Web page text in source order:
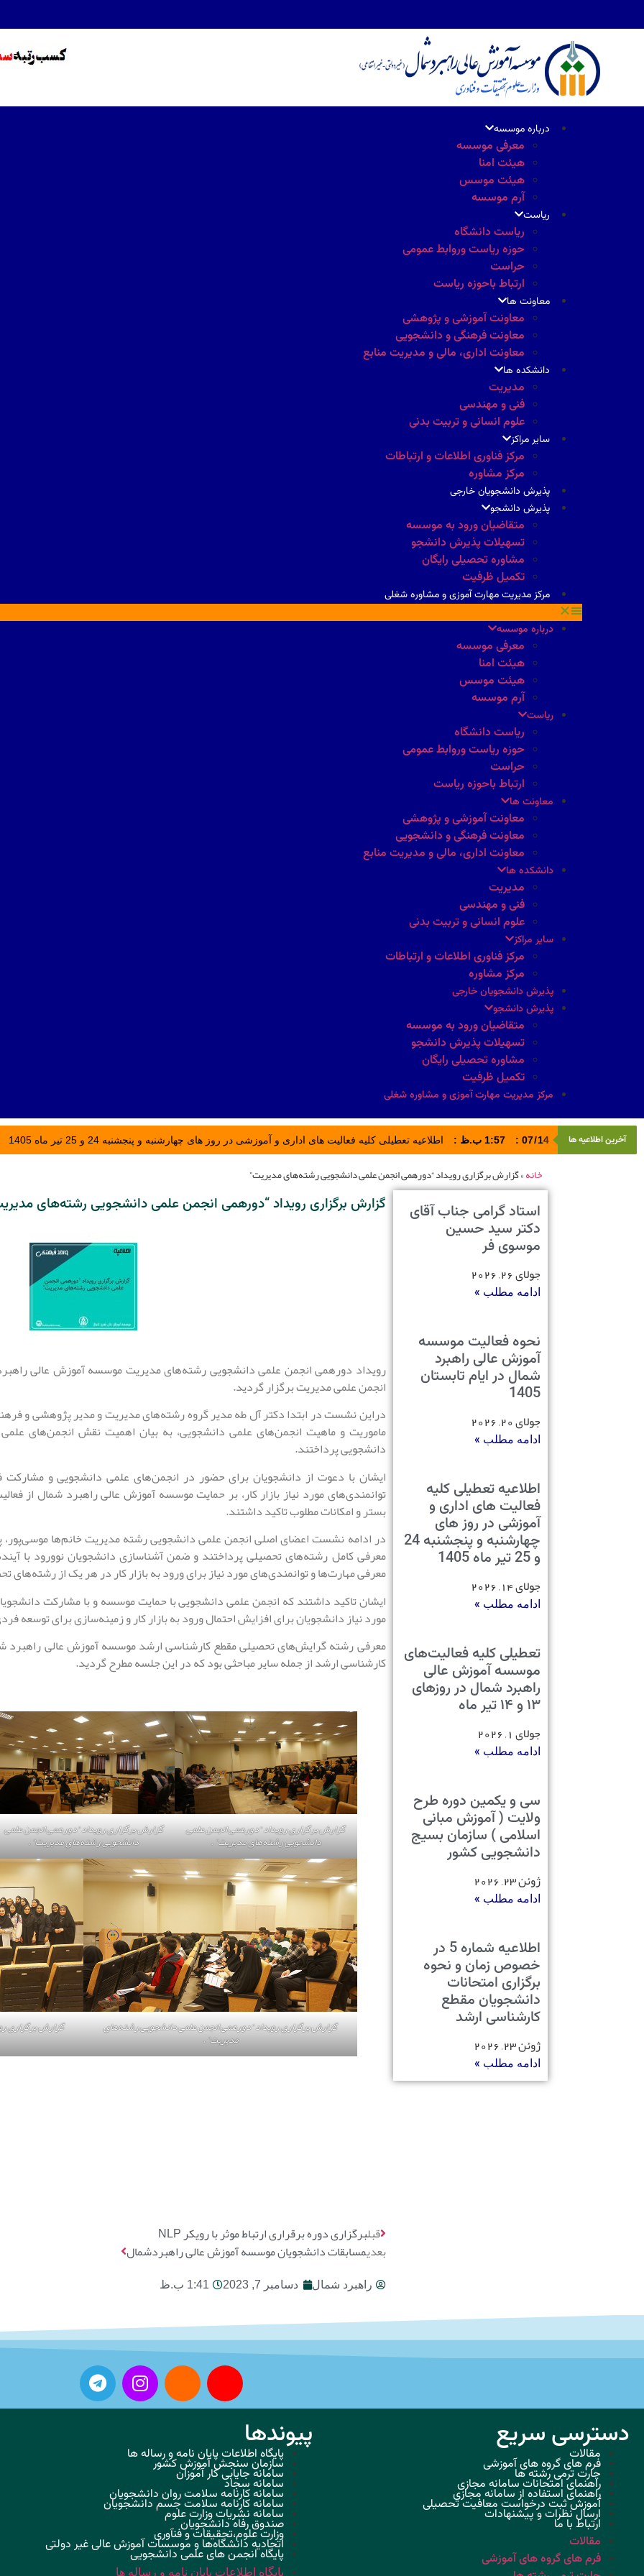
درباره موسسه
معرفی موسسه
هیئت امنا
هیئت موسس
آرم موسسه
ریاست
ریاست دانشگاه
حوزه ریاست وروابط عمومی
حراست
ارتباط باحوزه ریاست
معاونت ها
معاونت آموزشی و پژوهشی
معاونت فرهنگی و دانشجویی
معاونت اداری، مالی و مدیریت منابع
دانشکده ها
مدیریت
فنی و مهندسی
علوم انسانی و تربیت بدنی
سایر مراکز
مرکز فناوری اطلاعات و ارتباطات
مرکز مشاوره
پذیرش دانشجویان خارجی
پذیرش دانشجو
متقاضیان ورود به موسسه
تسهیلات پذیرش دانشجو
مشاوره تحصیلی رایگان
تکمیل ظرفیت
مرکز مدیریت مهارت آموزی و مشاوره شغلی
درباره موسسه
معرفی موسسه
هیئت امنا
هیئت موسس
آرم موسسه
ریاست
ریاست دانشگاه
حوزه ریاست وروابط عمومی
حراست
ارتباط باحوزه ریاست
معاونت ها
معاونت آموزشی و پژوهشی
معاونت فرهنگی و دانشجویی
معاونت اداری، مالی و مدیریت منابع
دانشکده ها
مدیریت
فنی و مهندسی
علوم انسانی و تربیت بدنی
سایر مراکز
مرکز فناوری اطلاعات و ارتباطات
مرکز مشاوره
پذیرش دانشجویان خارجی
پذیرش دانشجو
متقاضیان ورود به موسسه
تسهیلات پذیرش دانشجو
مشاوره تحصیلی رایگان
تکمیل ظرفیت
مرکز مدیریت مهارت آموزی و مشاوره شغلی
آخرین اطلاعیه ها 14
/
07
: 1:57 ب.ظ : اطلاعیه تعطیلی کلیه فعالیت های اداری و آموزشی در روز های چهارشنبه و پنجشنبه 24 و 25 تیر ماه 1405
خانه»گزارش برگزاری رویداد “دورهمی انجمن علمی دانشجویی رشته‌های مدیریت”
استاد گرامی جناب آقای
دکتر سید حسین
موسوی فر
جولای 26, 2026
ادامه مطلب »
نحوه فعالیت موسسه
آموزش عالی راهبرد
شمال در ایام تابستان
1405
جولای 20, 2026
ادامه مطلب »
اطلاعیه تعطیلی کلیه
فعالیت های اداری و
آموزشی در روز های
چهارشنبه و پنجشنبه 24
و 25 تیر ماه 1405
جولای 14, 2026
ادامه مطلب »
تعطیلی کلیه فعالیت‌های
موسسه آموزش عالی
راهبرد شمال در روزهای
۱۳ و ۱۴ تیر ماه
جولای 1, 2026
ادامه مطلب »
سی و یکمین دوره طرح
ولایت ( آموزش مبانی
اسلامی ) سازمان بسیج
دانشجویی کشور
ژوئن 23, 2026
ادامه مطلب »
اطلاعیه شماره 5 در
خصوص زمان و نحوه
برگزاری امتحانات
دانشجویان مقطع
کارشناسی ارشد
ژوئن 23, 2026
ادامه مطلب »
گزارش برگزاری رویداد “دورهمی انجمن علمی دانشجویی رشته‌های
رویداد دورهمی انجمن علمی دانشجویی رشته‌های مدیریت موسسه آموزش عالی
انجمن علمی مدیریت برگزار گردید.
در‌این نشست در ابتدا دکتر آل طه مدیر گروه رشته‌های مدیریت و مدیر پژوهشی و
ماموریت و ماهیت انجمن‌های علمی دانشجویی، به بیان اهمیت نقش انجمن‌های
دانشجویی پرداختند.
ایشان با دعوت از دانشجویان برای حضور در انجمن‌های علمی دانشجویی و
توانمندی‌های مورد نیاز بازار کار، بر حمایت موسسه آموزش عالی راهبرد شمال از
بستر و امکانات مطلوب تاکید داشتند.
در ادامه نشست اعضای اصلی انجمن علمی دانشجویی رشته مدیریت خانم‌ها موسی‌پور،
معرفی کامل رشته‌های تحصیلی پرداختند و ضمن آشناسازی دانشجویان نوورود با
معرفی مهارت‌ها و توانمندی‌های مورد نیاز برای ورود به بازار کار در هر یک از رشته‌های
ایشان تاکید داشتند که انجمن علمی دانشجویی با حمایت موسسه و با مشارکت
مورد نیاز دانشجویان برای افزایش احتمال ورود به بازار کار و زمینه‌سازی برای توسعه
معرفی رشته‌ گرایش‌های تحصیلی مقطع کارشناسی ارشد موسسه آموزش عالی راهبرد
کارشناسی ارشد از جمله سایر مباحثی بود که در این جلسه مطرح گردید.
گزارش برگزاری رویداد “دورهمی انجمن علمی
دانشجویی رشته‌های مدیریت” .
گزارش برگزاری رویداد “دورهمی انجمن علمی
دانشجویی رشته‌های مدیریت” .
گزارش برگزاری رویداد “دورهمی انجمن علمی دانشجویی رشته‌های
مدیریت” .
گزارش برگزاری
قبلبرگزاری دوره برقراری ارتباط موثر با رویکر NLP
بعدیمسابقات دانشجويان موسسه آموزش عالى راهبردشمال
راهبرد شمال دسامبر 7, 2023 1:41 ب.ظ
دسترسی سریع
مقالات
فرم های گروه های آموزشی
چارت ترمی رشته ها
راهنمای امتحانات سامانه مجازی
راهنمای استفاده از سامانه مجازی
آموزش ثبت درخواست معافیت تحصیلی
ارسال نظرات و پیشنهادات
ارتباط با ما
مقالات
فرم های گروه های آموزشی
پیوندها
پایگاه اطلاعات پایان نامه و رساله ها
سازمان سنجش آموزش کشور
سامانه جایابی کار آموزان
سامانه سجاد
سامانه کارنامه سلامت روان دانشجویان
سامانه کارنامه سلامت جسم دانشجویان
سامانه نشریات وزارت علوم
صندوق رفاه دانشجویان
وزارت علوم،تحقیقات و فنآوری
اتحادیه دانشگاه‌ها و موسسات آموزش عالی غیر دولتی
پایگاه انجمن های علمی دانشجویی
پایگاه اطلاعات پایان نامه و رساله ها